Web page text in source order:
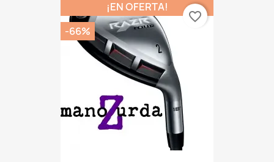
¡EN OFERTA!
-66%
favorite_border